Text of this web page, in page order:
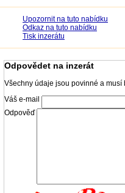
Upozornit na tuto nabídku
Odkaz na tuto nabídku
Tisk inzerátu